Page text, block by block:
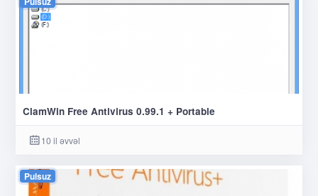
ClamWin Free Antivirus 0.99.1 + Portable
10 il əvvəl
Pulsuz